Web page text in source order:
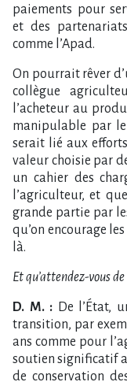
paiements pour
et des
comme l’Apad.
On pourrait rêver
collègue
l’acheteur au
manipulable par
serait lié aux
valeur choisie par
un cahier des
l’agriculteur, et
grande partie par
qu’on encourage
là.
Et qu’attendez-vous
D. M. : De l’État,
transition, par
ans comme pour
soutien significatif
de conservation